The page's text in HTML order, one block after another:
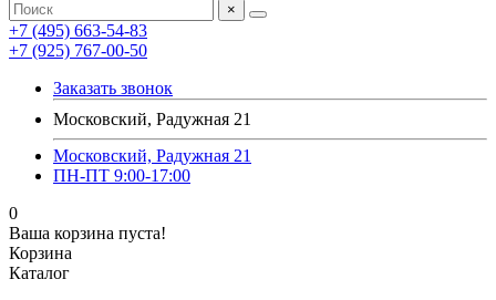
×
+7 (495) 663-54-83
+7 (925) 767-00-50
Заказать звонок
Московский, Радужная 21
Московский, Радужная 21
ПН-ПТ 9:00-17:00
0
Ваша корзина пуста!
Корзина
Каталог